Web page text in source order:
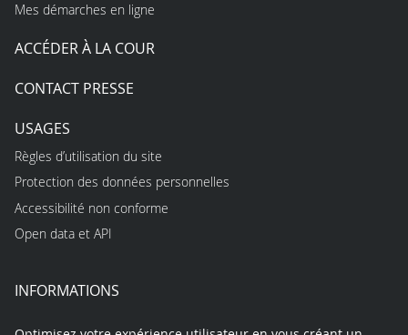
Mes démarches en ligne
ACCÉDER À LA COUR
CONTACT PRESSE
USAGES
Règles d’utilisation du site
Protection des données personnelles
Accessibilité non conforme
Open data et API
INFORMATIONS